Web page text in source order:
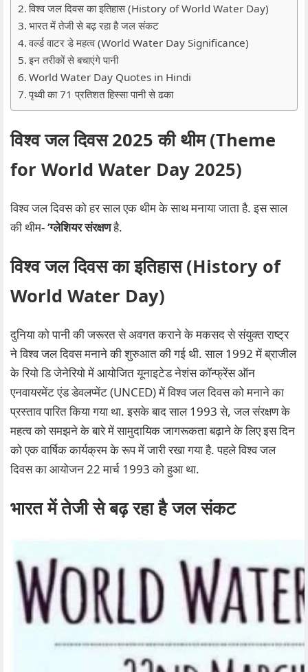
विश्व जल दिवस का इतिहास (History of World Water Day)
भारत में तेजी से बढ़ रहा है जल संकट
वर्ल्ड वाटर डे महत्व (World Water Day Significance)
इन तरीकों से बचाएंगे पानी
World Water Day Quotes in Hindi
पृथ्वी का 71 प्रतिशत हिस्सा पानी से ढका
विश्व जल दिवस 2025 की थीम(Theme
for World Water Day 2025)
विश्व जल दिवस को हर साल एक थीम के साथ मनाया जाता है. इस साल
की थीम- ‘ग्लेशियर संरक्षणहै.
विश्व जल दिवस का इतिहास(History of
World Water Day)
दुनिया को पानी की जरूरत से अवगत कराने के मकसद से संयुक्त राष्ट्र
ने विश्व जल दिवस मनाने की शुरुआत की गई थी. साल 1992 में ब्राजील
के रियो डि जेनेरियो में आयोजित यूनाइटेड नेशंस कॉन्फ्रेंस ऑन
एनवायरमेंट एंड डेवलप्मेंट (UNCED) में विश्व जल दिवस को मनाने का
प्रस्ताव पारित किया गया था. इसके बाद साल 1993 से, जल संरक्षण के
महत्व को समझने के बारे में सामुदायिक जागरूकता बढ़ाने के लिए इस दिन
को एक वार्षिक कार्यक्रम के रूप में जारी रखा गया है. पहले विश्व जल
दिवस का आयोजन 22 मार्च 1993 को हुआ था.
भारत में तेजी से बढ़ रहा है जल संकट